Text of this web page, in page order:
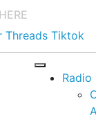
Threads Tiktok
Radio